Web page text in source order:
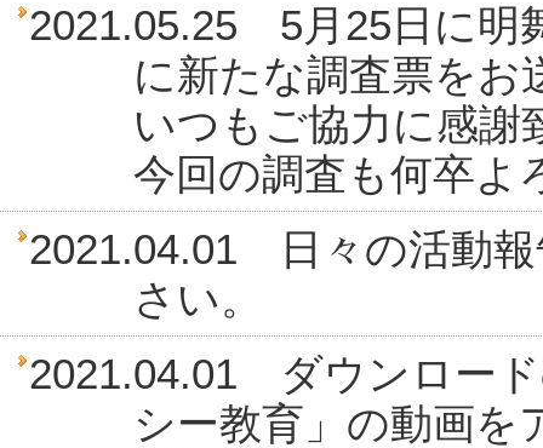
2021.05.25 5月25日に明
に新たな調査票をお
いつもご協力に感謝
今回の調査も何卒よ
2021.04.01 日々の活動
さい。
2021.04.01 ダウンロー
シー教育」の動画を